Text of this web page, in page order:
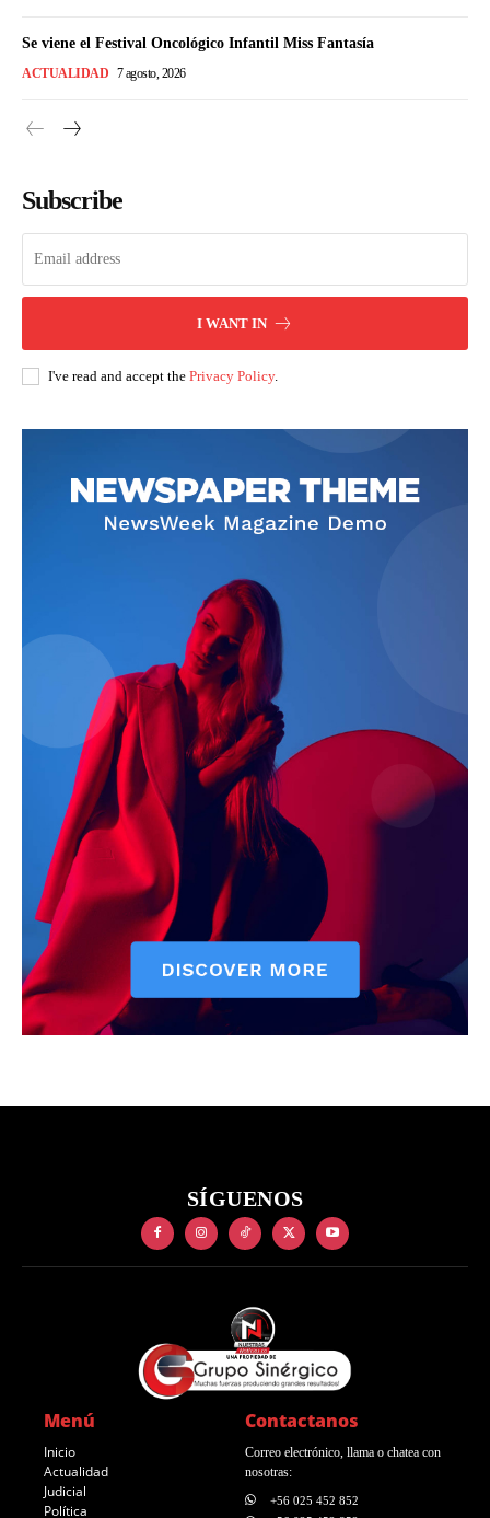
Se viene el Festival Oncológico Infantil Miss Fantasía
ACTUALIDAD 7 agosto, 2026
Subscribe
I WANT IN
I've read and accept the Privacy Policy.
SÍGUENOS
Menú
Inicio
Actualidad
Judicial
Política
Contactanos
Correo electrónico, llama o chatea con
nosotras:
+56 025 452 852